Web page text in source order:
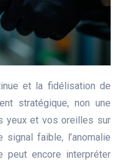
et la fidélisation de
stratégique, non une
yeux et vos oreilles sur
faible, l’anomalie
peut encore interpréter